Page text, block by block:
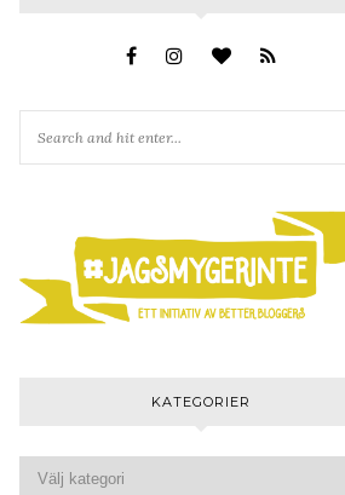
KATEGORIER